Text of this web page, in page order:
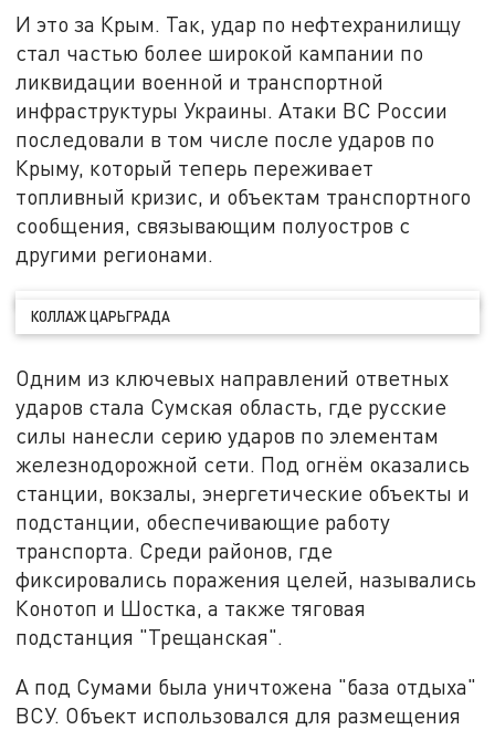
И это за Крым. Так, удар по нефтехранилищу
стал частью более широкой кампании по
ликвидации военной и транспортной
инфраструктуры Украины. Атаки ВС России
последовали в том числе после ударов по
Крыму, который теперь переживает
топливный кризис, и объектам транспортного
сообщения, связывающим полуостров с
другими регионами.
КОЛЛАЖ ЦАРЬГРАДА
Одним из ключевых направлений ответных
ударов стала Сумская область, где русские
силы нанесли серию ударов по элементам
железнодорожной сети. Под огнём оказались
станции, вокзалы, энергетические объекты и
подстанции, обеспечивающие работу
транспорта. Среди районов, где
фиксировались поражения целей, назывались
Конотоп и Шостка, а также тяговая
подстанция "Трещанская".
А под Сумами была уничтожена "база отдыха"
ВСУ. Объект использовался для размещения